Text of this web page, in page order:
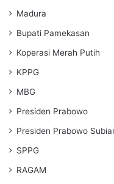
Madura
Bupati Pamekasan
Koperasi Merah Putih
KPPG
MBG
Presiden Prabowo
Presiden Prabowo
SPPG
RAGAM